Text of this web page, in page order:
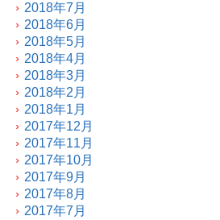
2018年7月
2018年6月
2018年5月
2018年4月
2018年3月
2018年2月
2018年1月
2017年12月
2017年11月
2017年10月
2017年9月
2017年8月
2017年7月